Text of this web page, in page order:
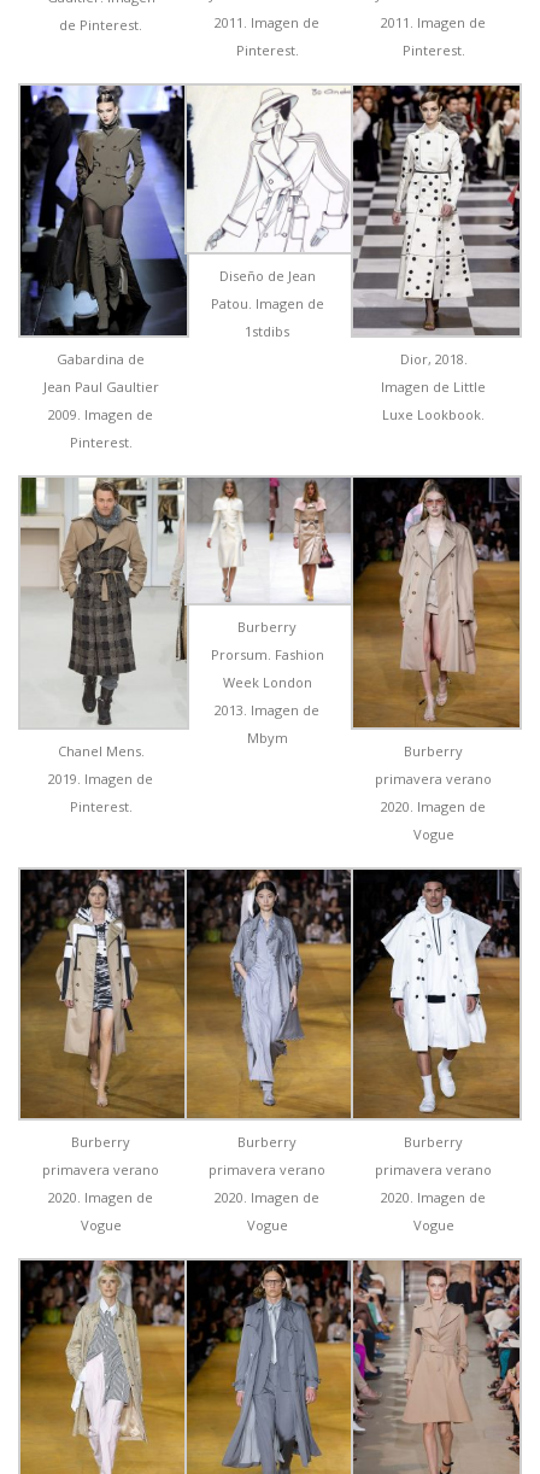
de Pinterest.
2011. Imagen de
Pinterest.
2011. Imagen de
Pinterest.
Gabardina de
Jean Paul Gaultier
2009. Imagen de
Pinterest.
Diseño de Jean
Patou. Imagen de
1stdibs
Dior, 2018.
Imagen de Little
Luxe Lookbook.
Chanel Mens.
2019. Imagen de
Pinterest.
Burberry
Prorsum. Fashion
Week London
2013. Imagen de
Mbym
Burberry
primavera verano
2020. Imagen de
Vogue
Burberry
primavera verano
2020. Imagen de
Vogue
Burberry
primavera verano
2020. Imagen de
Vogue
Burberry
primavera verano
2020. Imagen de
Vogue